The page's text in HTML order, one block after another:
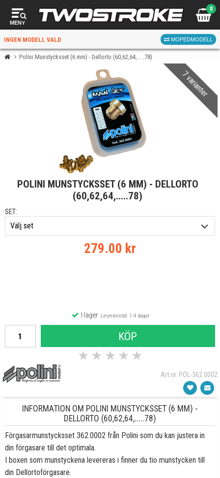
MENY
0
INGEN MODELL VALD MOPEDMODELL
VÄLJ MOPEDFÖR RÄTT DELAR
När du valt kommer butiken visa delar för vald moped
och universella produkter.
Polini Munstycksset (6 mm) - Dellorto (60,62,64,.....78)
7 varianter
POLINI MUNSTYCKSSET (6 MM) - DELLORTO
(60,62,64,.....78)
SET:
279.00 kr
I lagerLeveranstid: 1-4 dagar
KÖP
★ ★ ★ ★ ★
Art.nr. POL-362.0002
INFORMATION OM POLINI MUNSTYCKSSET (6 MM) -
DELLORTO (60,62,64,.....78)
Förgasarmunstycksset 362.0002 från Polini som du kan justera in
din förgasare till det optimala.
I boxen som munstyckena levereras i finner du tio munstycken till
din Dellortoförgasare.